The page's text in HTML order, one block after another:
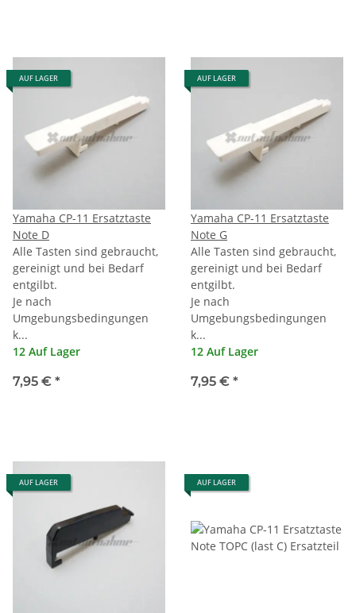
AUF LAGER
Yamaha CP-11 Ersatztaste
Note D
Alle Tasten sind gebraucht,
gereinigt und bei Bedarf
entgilbt.
Je nach
Umgebungsbedingungen
k...
12 Auf Lager
7,95 € *
AUF LAGER
Yamaha CP-11 Ersatztaste
Note G
Alle Tasten sind gebraucht,
gereinigt und bei Bedarf
entgilbt.
Je nach
Umgebungsbedingungen
k...
12 Auf Lager
7,95 € *
AUF LAGER AUF LAGER